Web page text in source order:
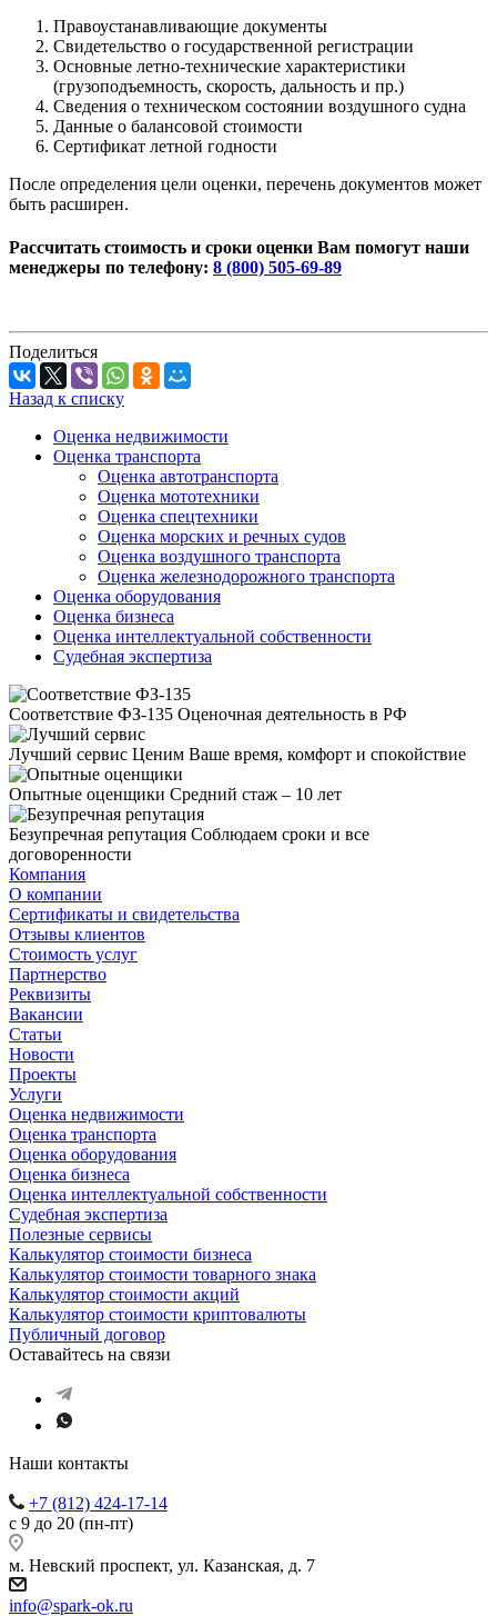
Правоустанавливающие документы
Свидетельство о государственной регистрации
Основные летно-технические характеристики
(грузоподъемность, скорость, дальность и пр.)
Сведения о техническом состоянии воздушного судна
Данные о балансовой стоимости
Сертификат летной годности
После определения цели оценки, перечень документов может
быть расширен.
Рассчитать стоимость и сроки оценки Вам помогут наши
менеджеры по телефону: 8 (800) 505-69-89
Поделиться
Назад к списку
Оценка недвижимости
Оценка транспорта
Оценка автотранспорта
Оценка мототехники
Оценка спецтехники
Оценка морских и речных судов
Оценка воздушного транспорта
Оценка железнодорожного транспорта
Оценка оборудования
Оценка бизнеса
Оценка интеллектуальной собственности
Судебная экспертиза
Соответствие ФЗ-135 Оценочная деятельность в РФ
Лучший сервис Ценим Ваше время, комфорт и спокойствие
Опытные оценщики Средний стаж – 10 лет
Безупречная репутация Соблюдаем сроки и все
договоренности
Компания
О компании
Сертификаты и свидетельства
Отзывы клиентов
Стоимость услуг
Партнерство
Реквизиты
Вакансии
Статьи
Новости
Проекты
Услуги
Оценка недвижимости
Оценка транспорта
Оценка оборудования
Оценка бизнеса
Оценка интеллектуальной собственности
Судебная экспертиза
Полезные сервисы
Калькулятор стоимости бизнеса
Калькулятор стоимости товарного знака
Калькулятор стоимости акций
Калькулятор стоимости криптовалюты
Публичный договор
Оставайтесь на связи
Наши контакты
+7 (812) 424-17-14
с 9 до 20 (пн-пт)
м. Невский проспект, ул. Казанская, д. 7
info@spark-ok.ru